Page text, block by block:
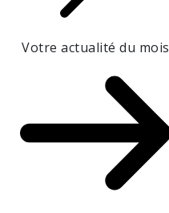
Votre actualité du mois